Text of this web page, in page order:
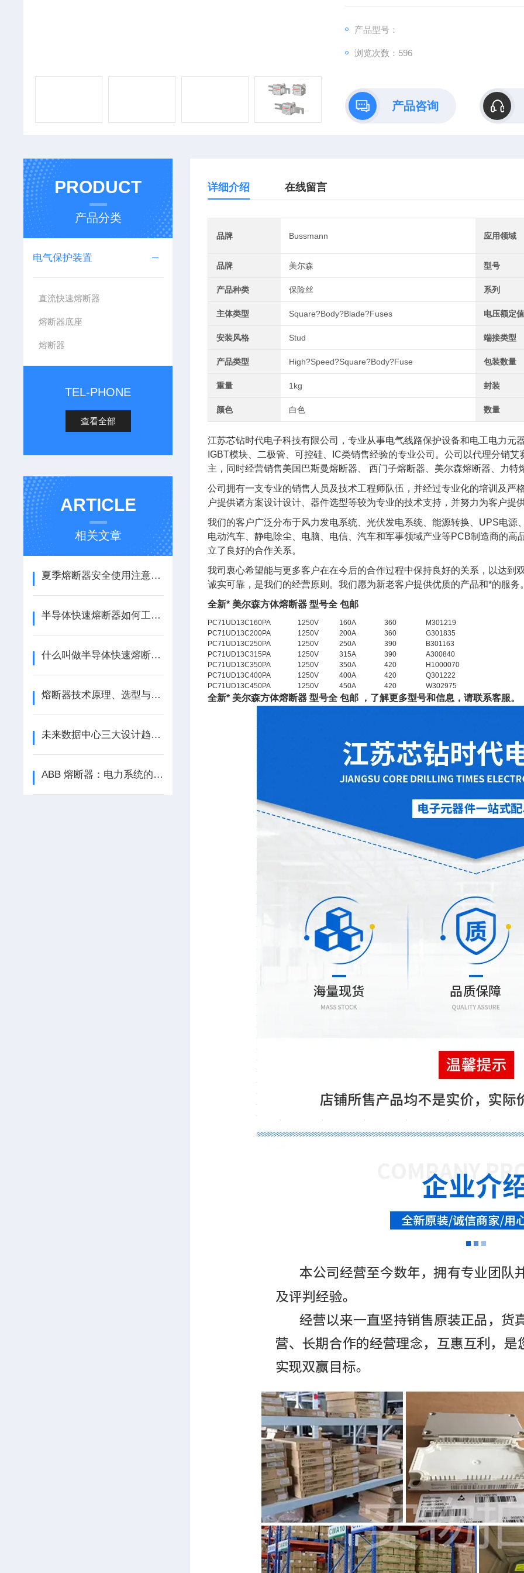
产品型号：
浏览次数：596
产品咨询
PRODUCT
产品分类
电气保护装置
直流快速熔断器
熔断器底座
熔断器
TEL-PHONE
查看全部
ARTICLE
相关文章
夏季熔断器安全使用注意事项
半导体快速熔断器如何工作？
什么叫做半导体快速熔断器？
熔断器技术原理、选型与新能源应用探析
未来数据中心三大设计趋势：模块化、直流化、支持AI规模化应用
ABB 熔断器：电力系统的安全卫士，江苏芯钻时代电子科技有限公司专业供应
详细介绍 在线留言
品牌 Bussmann 应用领域
品牌 美尔森 型号
产品种类 保险丝 系列
主体类型 Square?Body?Blade?Fuses 电压额定
安装风格 Stud 端接类型
产品类型 High?Speed?Square?Body?Fuse 包装数量
重量 1kg 封装
颜色 白色 数量
江苏芯钻时代电子科技有限公司，专业从事电气线路保护设备和电工电力元
IGBT模块、二极管、可控硅、IC类销售经验的专业公司。公司以代理分销
主，同时经营销售美国巴斯曼熔断器、 西门子熔断器、美尔森熔断器、力特
公司拥有一支专业的销售人员及技术工程师队伍，并经过专业化的培训及严
户提供诸方案设计设计、器件选型等较为专业的技术支持，并努力为客户提
我们的客户广泛分布于风力发电系统、光伏发电系统、能源转换、UPS电
电动汽车、静电除尘、电脑、电信、汽车和军事领域产业等PCB制造商的
立了良好的合作关系。
我司衷心希望能与更多客户在在今后的合作过程中保持良好的关系，以达到
诚实可靠，是我们的经营原则。我们愿为新老客户提供优质的产品和*的服务
全新* 美尔森方体熔断器 型号全 包邮
PC71UD13C160PA 1250V 160A 360
M301219
PC71UD13C200PA
1250V 200A 360
G301835
PC71UD13C250PA
1250V 250A 390
B301163
PC71UD13C315PA
1250V 315A 390
A300840
PC71UD13C350PA
1250V 350A 420
H1000070
PC71UD13C400PA
1250V 400A 420
Q301222
PC71UD13C450PA
1250V 450A 420 W302975
全新* 美尔森方体熔断器 型号全 包邮 ，了解更多型号和信息，请联系客服。